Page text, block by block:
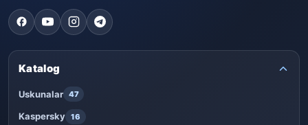
Katalog
Uskunalar 47
Kaspersky 16